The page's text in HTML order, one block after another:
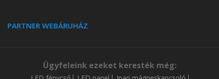
PARTNER WEBÁRUHÁZ
Ügyfeleink ezeket keresték még: